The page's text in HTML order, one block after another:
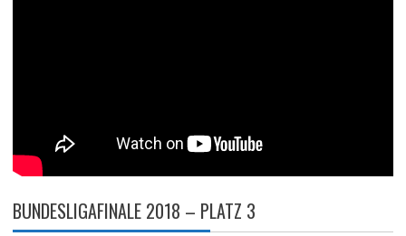
BUNDESLIGAFINALE 2018 – PLATZ 3